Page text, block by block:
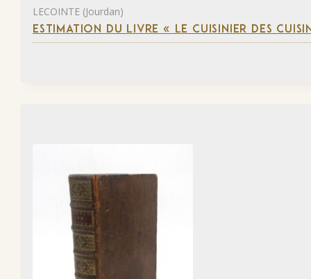
LECOINTE (Jourdan)
ESTIMATION DU LIVRE « LE CUISINIER DES